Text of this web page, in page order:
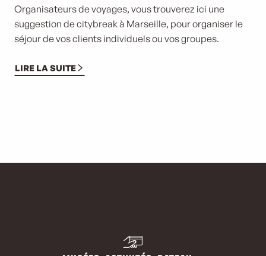
Organisateurs de voyages, vous trouverez ici une
suggestion de citybreak à Marseille, pour organiser le
séjour de vos clients individuels ou vos groupes.
LIRE LA SUITE